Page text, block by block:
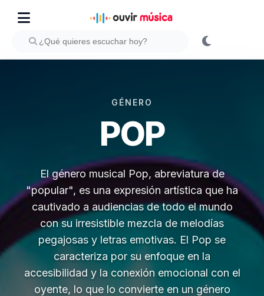
GÉNERO
POP
El género musical Pop, abreviatura de
"popular", es una expresión artística que ha
cautivado a audiencias de todo el mundo
con su irresistible mezcla de melodías
pegajosas y letras emotivas. El Pop se
caracteriza por su enfoque en la
accesibilidad y la conexión emocional con el
oyente, lo que lo convierte en un género